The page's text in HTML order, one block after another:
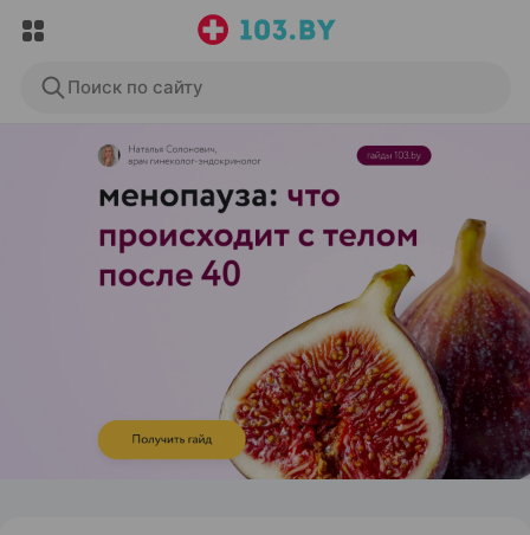
Поиск по сайту
ЭФФЕКТИВНАЯ РЕКЛАМА НА САЙТЕ